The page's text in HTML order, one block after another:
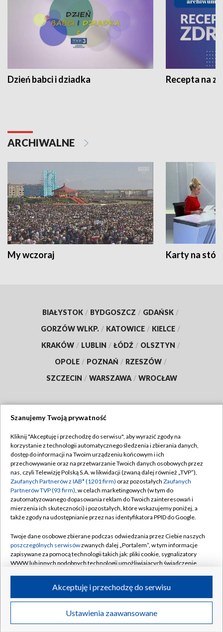
Dzień babci i dziadka Recepta na
ARCHIWALNE
My wczoraj Karty na
BIAŁYSTOK / BYDGOSZCZ / GDAŃSK /
GORZÓW WLKP. / KATOWICE / KIELCE /
KRAKÓW / LUBLIN / ŁÓDŹ / OLSZTYN /
OPOLE / POZNAŃ / RZESZÓW /
SZCZECIN / WARSZAWA / WROCŁAW
TVP
Abonament TVP
Emisja w TVP
Centrum informacji TVP
Naziemna Telewizja Cyfrowa
Rada Programowa
System NOS
Informacje o nadawcy
Program dla prasy
Ogłoszenie przetargowe
Regulamin TVP
Polityka prywatności
Moje zgody
Pomoc
Kontakt
Kanały
©2026 Telewizja Polska S.A. w likwidacji
Szanujemy Twoją prywatność
Kliknij "Akceptuję i przechodzę do serwisu", aby wyrazić zgody na
korzystanie z technologii automatycznego śledzenia i zbierania danych,
dostęp do informacji na Twoim urządzeniu końcowym i ich
przechowywanie oraz na przetwarzanie Twoich danych osobowych przez
nas, czyli Telewizję Polską S.A. w likwidacji (zwaną dalej również „TVP”),
Zaufanych Partnerów z IAB* (1201 firm) oraz pozostałych Zaufanych
Partnerów TVP (93 firm), w celach marketingowych (w tym do
zautomatyzowanego dopasowania reklam do Twoich zainteresowań i
mierzenia ich skuteczności) i pozostałych, które wskazujemy poniżej, a
także zgody na udostępnianie przez nas identyfikatora PPID do Google.
Twoje dane osobowe zbierane podczas odwiedzania przez Ciebie naszych
poszczególnych serwisówzwanych dalej „Portalem”, w tym informacje
zapisywane za pomocą technologii takich jak: pliki cookie, sygnalizatory
WWW lub innych podobnych technologii umożliwiających świadczenie
ruchu w Internecie.
Twoje dane osobowe zbierane podczas odwiedzania przez Ciebie
poszczególnych serwisówna Portalu, takie jak adresy IP, identyfikatory
Ustawienia zaawansowane
Akceptuję i przechodzę do serwisu